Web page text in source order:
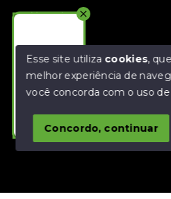
Olá! Estamos
Youtube
© Copyright 2026 - Fratelli
SITE PARA IMOBILIARIA
Esse site utiliza cookies,
melhor experiência de
você concorda com o uso de
Concordo, continuar